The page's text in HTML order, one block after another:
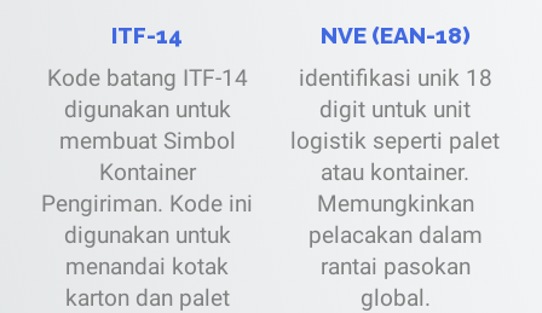
ITF-14
Kode batang ITF-14
digunakan untuk
membuat Simbol
Kontainer
Pengiriman. Kode ini
digunakan untuk
menandai kotak
karton dan palet
NVE (EAN-18)
identifikasi unik 18
digit untuk unit
logistik seperti palet
atau kontainer.
Memungkinkan
pelacakan dalam
rantai pasokan
global.